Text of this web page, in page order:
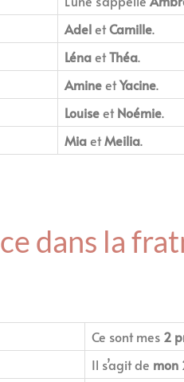
AdeletCamille.
LénaetThéa.
AmineetYacine.
LouiseetNoémie.
MiaetMeilia.
dans la
Ce sont mes 2
Il s’agit de mon